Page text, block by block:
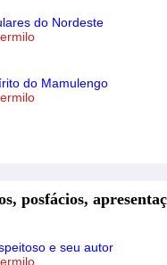
do Nordeste
do Mamulengo
posfácios,
e seu autor